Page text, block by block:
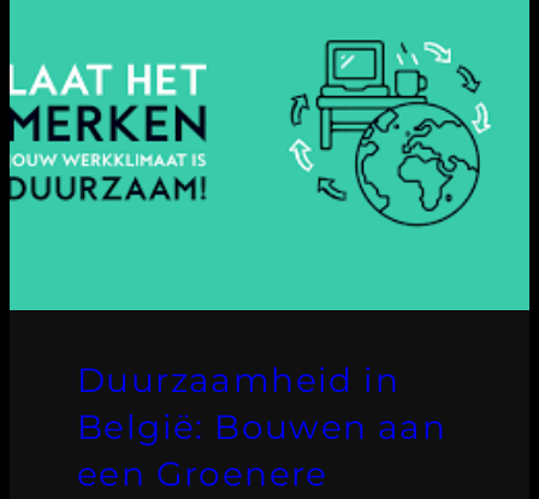
Duurzaamheid in
België: Bouwen aan
een Groenere